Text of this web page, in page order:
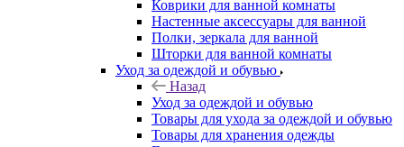
Коврики для ванной комнаты
Настенные аксессуары для ванной
Полки, зеркала для ванной
Шторки для ванной комнаты
Уход за одеждой и обувью
Назад
Уход за одеждой и обувью
Товары для ухода за одеждой и обувью
Товары для хранения одежды